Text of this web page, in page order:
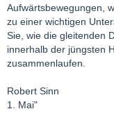
Aufwärtsbewegungen,
zu einer wichtigen
Sie, wie die gleitenden
innerhalb der jüngsten
zusammenlaufen.
Robert Sinn
1. Mai"